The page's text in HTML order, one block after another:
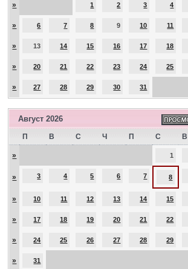
» 1 2 3 4
» 6 7 8 9 10 11
» 13 14 15 16 17 18
» 20 21 22 23 24 25
» 27 28 29 30 31
Август 2026
П В С Ч П С В
» 1
» 3 4 5 6 7 8
» 10 11 12 13 14 15
» 17 18 19 20 21 22
» 24 25 26 27 28 29
» 31